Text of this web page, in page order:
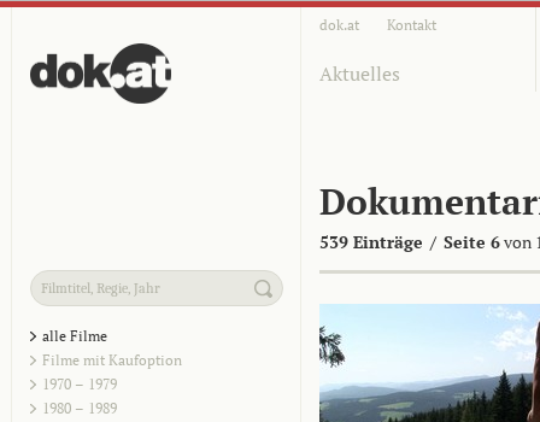
dok.at Kontakt
Aktuelles
539 Einträge / Seite 6von
alle Filme
Filme mit Kaufoption
1970 – 1979
1980 – 1989